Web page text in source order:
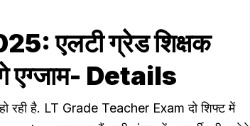
एलटी ग्रेड शिक्षक
एग्जाम- Details
रही है. LT Grade Teacher Exam दो शिफ्ट में